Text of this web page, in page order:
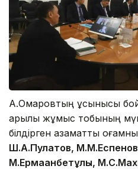
А.Омаровтың ұсынысы
арқылы жұмыс тобының
білдірген азаматтық
Ш.А.Пулатов,
М.Ермағанбетұлы,